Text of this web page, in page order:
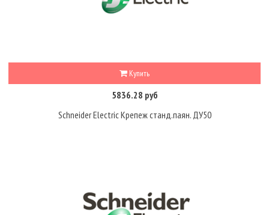
Купить
5836.28 руб
Schneider Electric Крепеж станд.паян. ДУ50